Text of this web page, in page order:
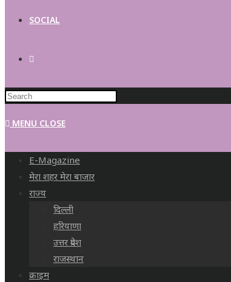
SOCIAL
MENU CLOSE
E-Magazine
मेरा शहर मेरा बाजार
राज्य
दिल्ली
हरियाणा
उत्तर प्रदेश
राजस्थान
क्राइम